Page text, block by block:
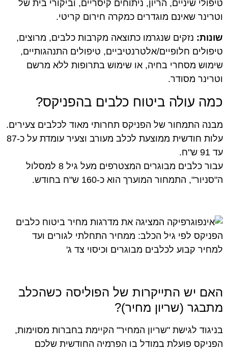
טיפולי שיניים, הריון, ניתוחים קיסריים, וביקורי בית של
וטרינר שאינם מוגדרים כמקרה חירום קריטי.
שונות: נזקים שנגרמו כתוצאה מקרבות כלבים, מרוצים,
טיפולים חלופיים/אלטרנטיביים, טיפולים התנהגותיים,
שימוש מסחרי בחיה, או שימוש בתרופות ללא מרשם
וטרינר מסודר.
כמה עולה ביטוח כלבים בהפניקס?
מבנה התמחור של הפניקס תחרותי מאוד לכלבים צעירים.
עלות חודשית ממוצעת לכלב מעורב וצעיר עומדת על כ-87
עד 91 ש"ח.
עבור כלבים מבוגרים המצטרפים מעל גיל 8 למסלול
ה"סניור", התמחור המוערך הוא כ-160 ש"ח בחודש.
האם יש התייקרות של הפוליסה כשהכלב
מתבגר (שריון מחיר)?
בניגוד לגישת "שריון המחיר" הקיימת בחברות מסוימות,
הפניקס פועלת במודל בו הפרמיה החודשית שלכם